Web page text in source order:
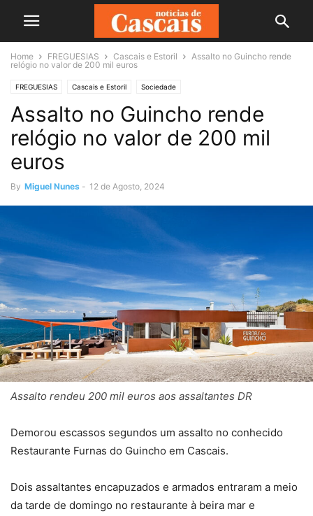
Home FREGUESIAS Cascais e Estoril
Assalto no Guincho rende
relógio no valor de 200 mil euros
FREGUESIAS Cascais e Estoril Sociedade
Assalto no Guincho rende
relógio no valor de 200 mil
euros
By Miguel Nunes - 12 de Agosto, 2024
Assalto rendeu 200 mil euros aos assaltantes DR
Demorou escassos segundos um assalto no conhecido
Restaurante Furnas do Guincho em Cascais.
Dois assaltantes encapuzados e armados entraram a meio
da tarde de domingo no restaurante à beira mar e